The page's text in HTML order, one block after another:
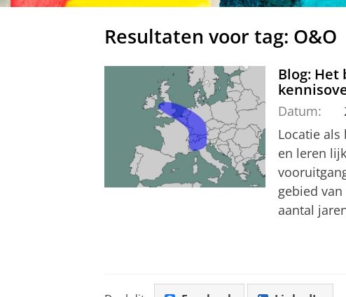
Resultaten voor tag: O&O
Blog: Het
Datum:
Locatie
en leren
gebied
aantal